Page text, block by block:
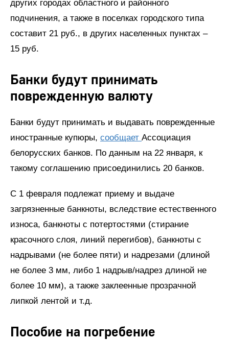
других городах областного и районного
подчинения, а также в поселках городского типа
составит 21 руб., в других населенных пунктах –
15 руб.
Банки будут принимать
поврежденную валюту
Банки будут принимать и выдавать поврежденные
иностранные купюры, сообщает Ассоциация
белорусских банков. По данным на 22 января, к
такому соглашению присоединились 20 банков.
С 1 февраля подлежат приему и выдаче
загрязненные банкноты, вследствие естественного
износа, банкноты с потертостями (стирание
красочного слоя, линий перегибов), банкноты с
надрывами (не более пяти) и надрезами (длиной
не более 3 мм, либо 1 надрыв/надрез длиной не
более 10 мм), а также заклеенные прозрачной
липкой лентой и т.д.
Пособие на погребение